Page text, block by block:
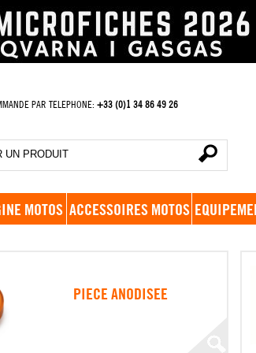
PAR TELEPHONE: +33 (0)1 34 86 49 26
MOTOS ACCESSOIRES MOTOS
PIECE ANODISEE